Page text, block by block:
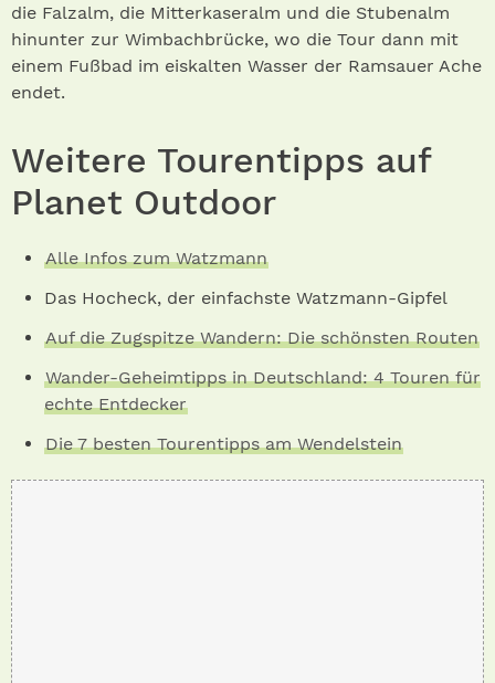
die Falzalm, die Mitterkaseralm und die Stubenalm
hinunter zur Wimbachbrücke, wo die Tour dann mit
einem Fußbad im eiskalten Wasser der Ramsauer Ache
endet.
Weitere Tourentipps auf
Planet Outdoor
Alle Infos zum Watzmann
Das Hocheck, der einfachste Watzmann-Gipfel
Auf die Zugspitze Wandern: Die schönsten Routen
Wander-Geheimtipps in Deutschland: 4 Touren für
echte Entdecker
Die 7 besten Tourentipps am Wendelstein